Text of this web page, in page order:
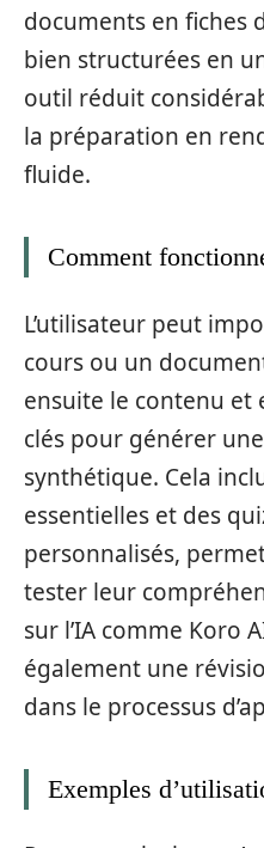
documents en fiches
bien structurées en
outil réduit
la préparation en
fluide.
Comment
L’utilisateur peut
cours ou un
ensuite le contenu et
clés pour générer
synthétique. Cela
essentielles et des
personnalisés,
tester leur
sur l’IA comme Koro
également une
dans le processus
Exemples